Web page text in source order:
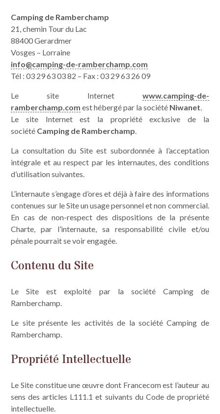
Appartements / Studios
Activités & Alentours Contact & situation
Camping de Ramberchamp
21, chemin Tour du Lac
88400 Gerardmer
Vosges – Lorraine
info@camping-de-ramberchamp.com
Tél : 03 29 63 03 82 – Fax : 03 29 63 26 09
Le site Internet www.camping-de-
ramberchamp.com est hébergé par la société Niwanet.
Le site Internet est la propriété exclusive de la
société Camping de Ramberchamp.
La consultation du Site est subordonnée à l’acceptation
intégrale et au respect par les internautes, des conditions
d’utilisation suivantes.
L’internaute s’engage d’ores et déjà à faire des informations
contenues sur le Site un usage personnel et non commercial.
En cas de non-respect des dispositions de la présente
Charte, par l’internaute, sa responsabilité civile et/ou
pénale pourrait se voir engagée.
Contenu du Site
Le Site est exploité par la société Camping de
Ramberchamp.
Le site présente les activités de la société Camping de
Ramberchamp.
Propriété Intellectuelle
Le Site constitue une œuvre dont Francecom est l’auteur au
sens des articles L111.1 et suivants du Code de propriété
intellectuelle.